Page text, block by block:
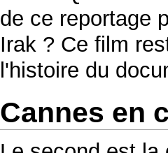
de ce reportage
Irak ? Ce film
l'histoire du
Cannes en